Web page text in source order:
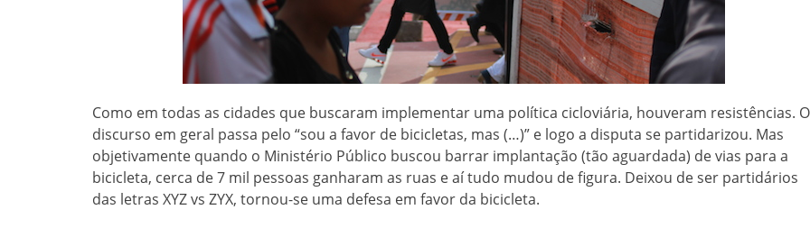
Como em todas as cidades que buscaram implementar uma política cicloviária, houveram resistências. O
discurso em geral passa pelo “sou a favor de bicicletas, mas (…)” e logo a disputa se partidarizou. Mas
objetivamente quando o Ministério Público buscou barrar implantação (tão aguardada) de vias para a
bicicleta, cerca de 7 mil pessoas ganharam as ruas e aí tudo mudou de figura. Deixou de ser partidários
das letras XYZ vs ZYX, tornou-se uma defesa em favor da bicicleta.